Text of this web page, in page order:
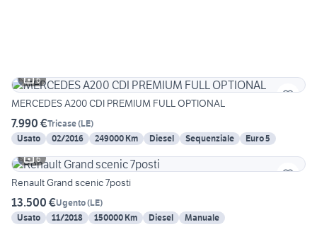
6
MERCEDES A200 CDI PREMIUM FULL OPTIONAL
7.990 €Tricase(LE)
Usato
02/2016 249000 Km Diesel Sequenziale
Euro 5
6
Renault Grand scenic 7posti
13.500 €Ugento(LE)
Usato
11/2018 150000 Km Diesel Manuale